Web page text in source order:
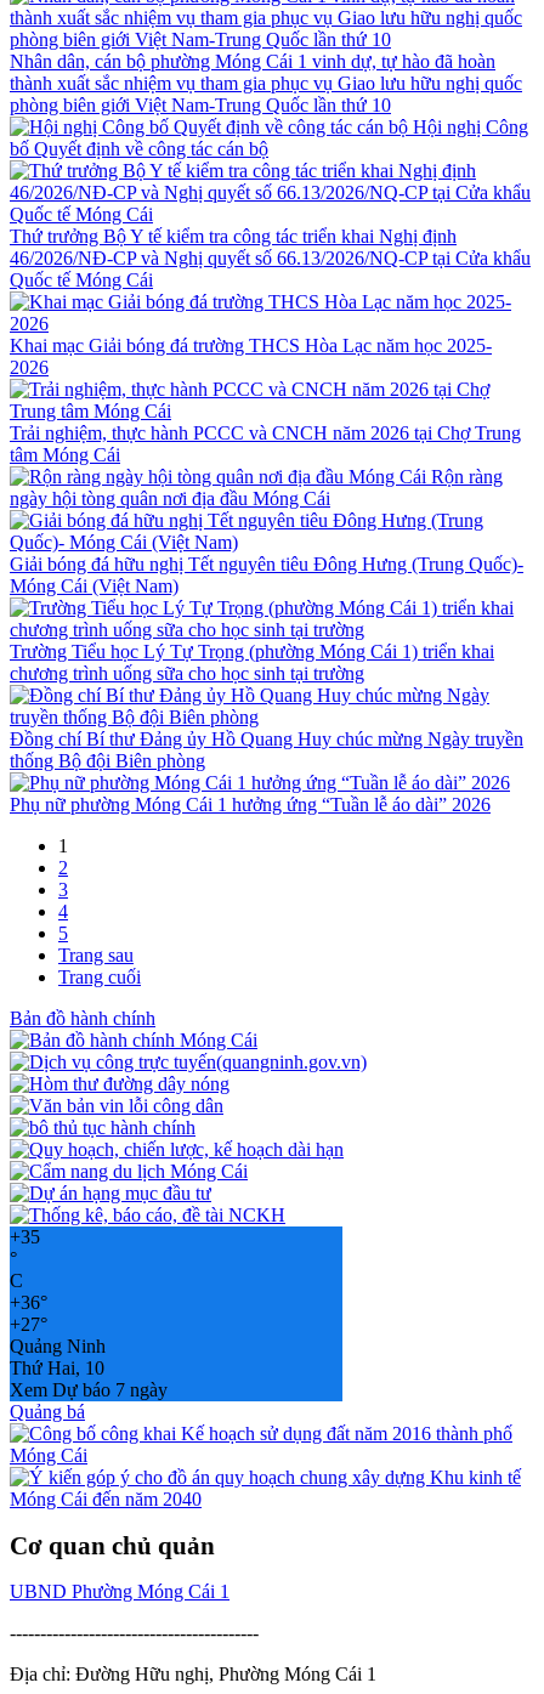
Nhân dân, cán bộ phường Móng Cái 1 vinh dự, tự hào đã hoàn
thành xuất sắc nhiệm vụ tham gia phục vụ Giao lưu hữu nghị quốc
phòng biên giới Việt Nam-Trung Quốc lần thứ 10
Hội nghị Công
bố Quyết định về công tác cán bộ
Thứ trưởng Bộ Y tế kiểm tra công tác triển khai Nghị định
46/2026/NĐ-CP và Nghị quyết số 66.13/2026/NQ-CP tại Cửa khẩu
Quốc tế Móng Cái
Khai mạc Giải bóng đá trường THCS Hòa Lạc năm học 2025-
2026
Trải nghiệm, thực hành PCCC và CNCH năm 2026 tại Chợ Trung
tâm Móng Cái
Rộn ràng
ngày hội tòng quân nơi địa đầu Móng Cái
Giải bóng đá hữu nghị Tết nguyên tiêu Đông Hưng (Trung Quốc)-
Móng Cái (Việt Nam)
Trường Tiểu học Lý Tự Trọng (phường Móng Cái 1) triển khai
chương trình uống sữa cho học sinh tại trường
Đồng chí Bí thư Đảng ủy Hồ Quang Huy chúc mừng Ngày truyền
thống Bộ đội Biên phòng
Phụ nữ phường Móng Cái 1 hưởng ứng “Tuần lễ áo dài” 2026
1
2
3
4
5
Trang sau
Trang cuối
Bản đồ hành chính
+35
°
C
+36°
+27°
Quảng Ninh
Thứ Hai, 10
Xem Dự báo 7 ngày
Quảng bá
Cơ quan chủ quản
UBND Phường Móng Cái 1
-----------------------------------------
Địa chỉ: Đường Hữu nghị, Phường Móng Cái 1